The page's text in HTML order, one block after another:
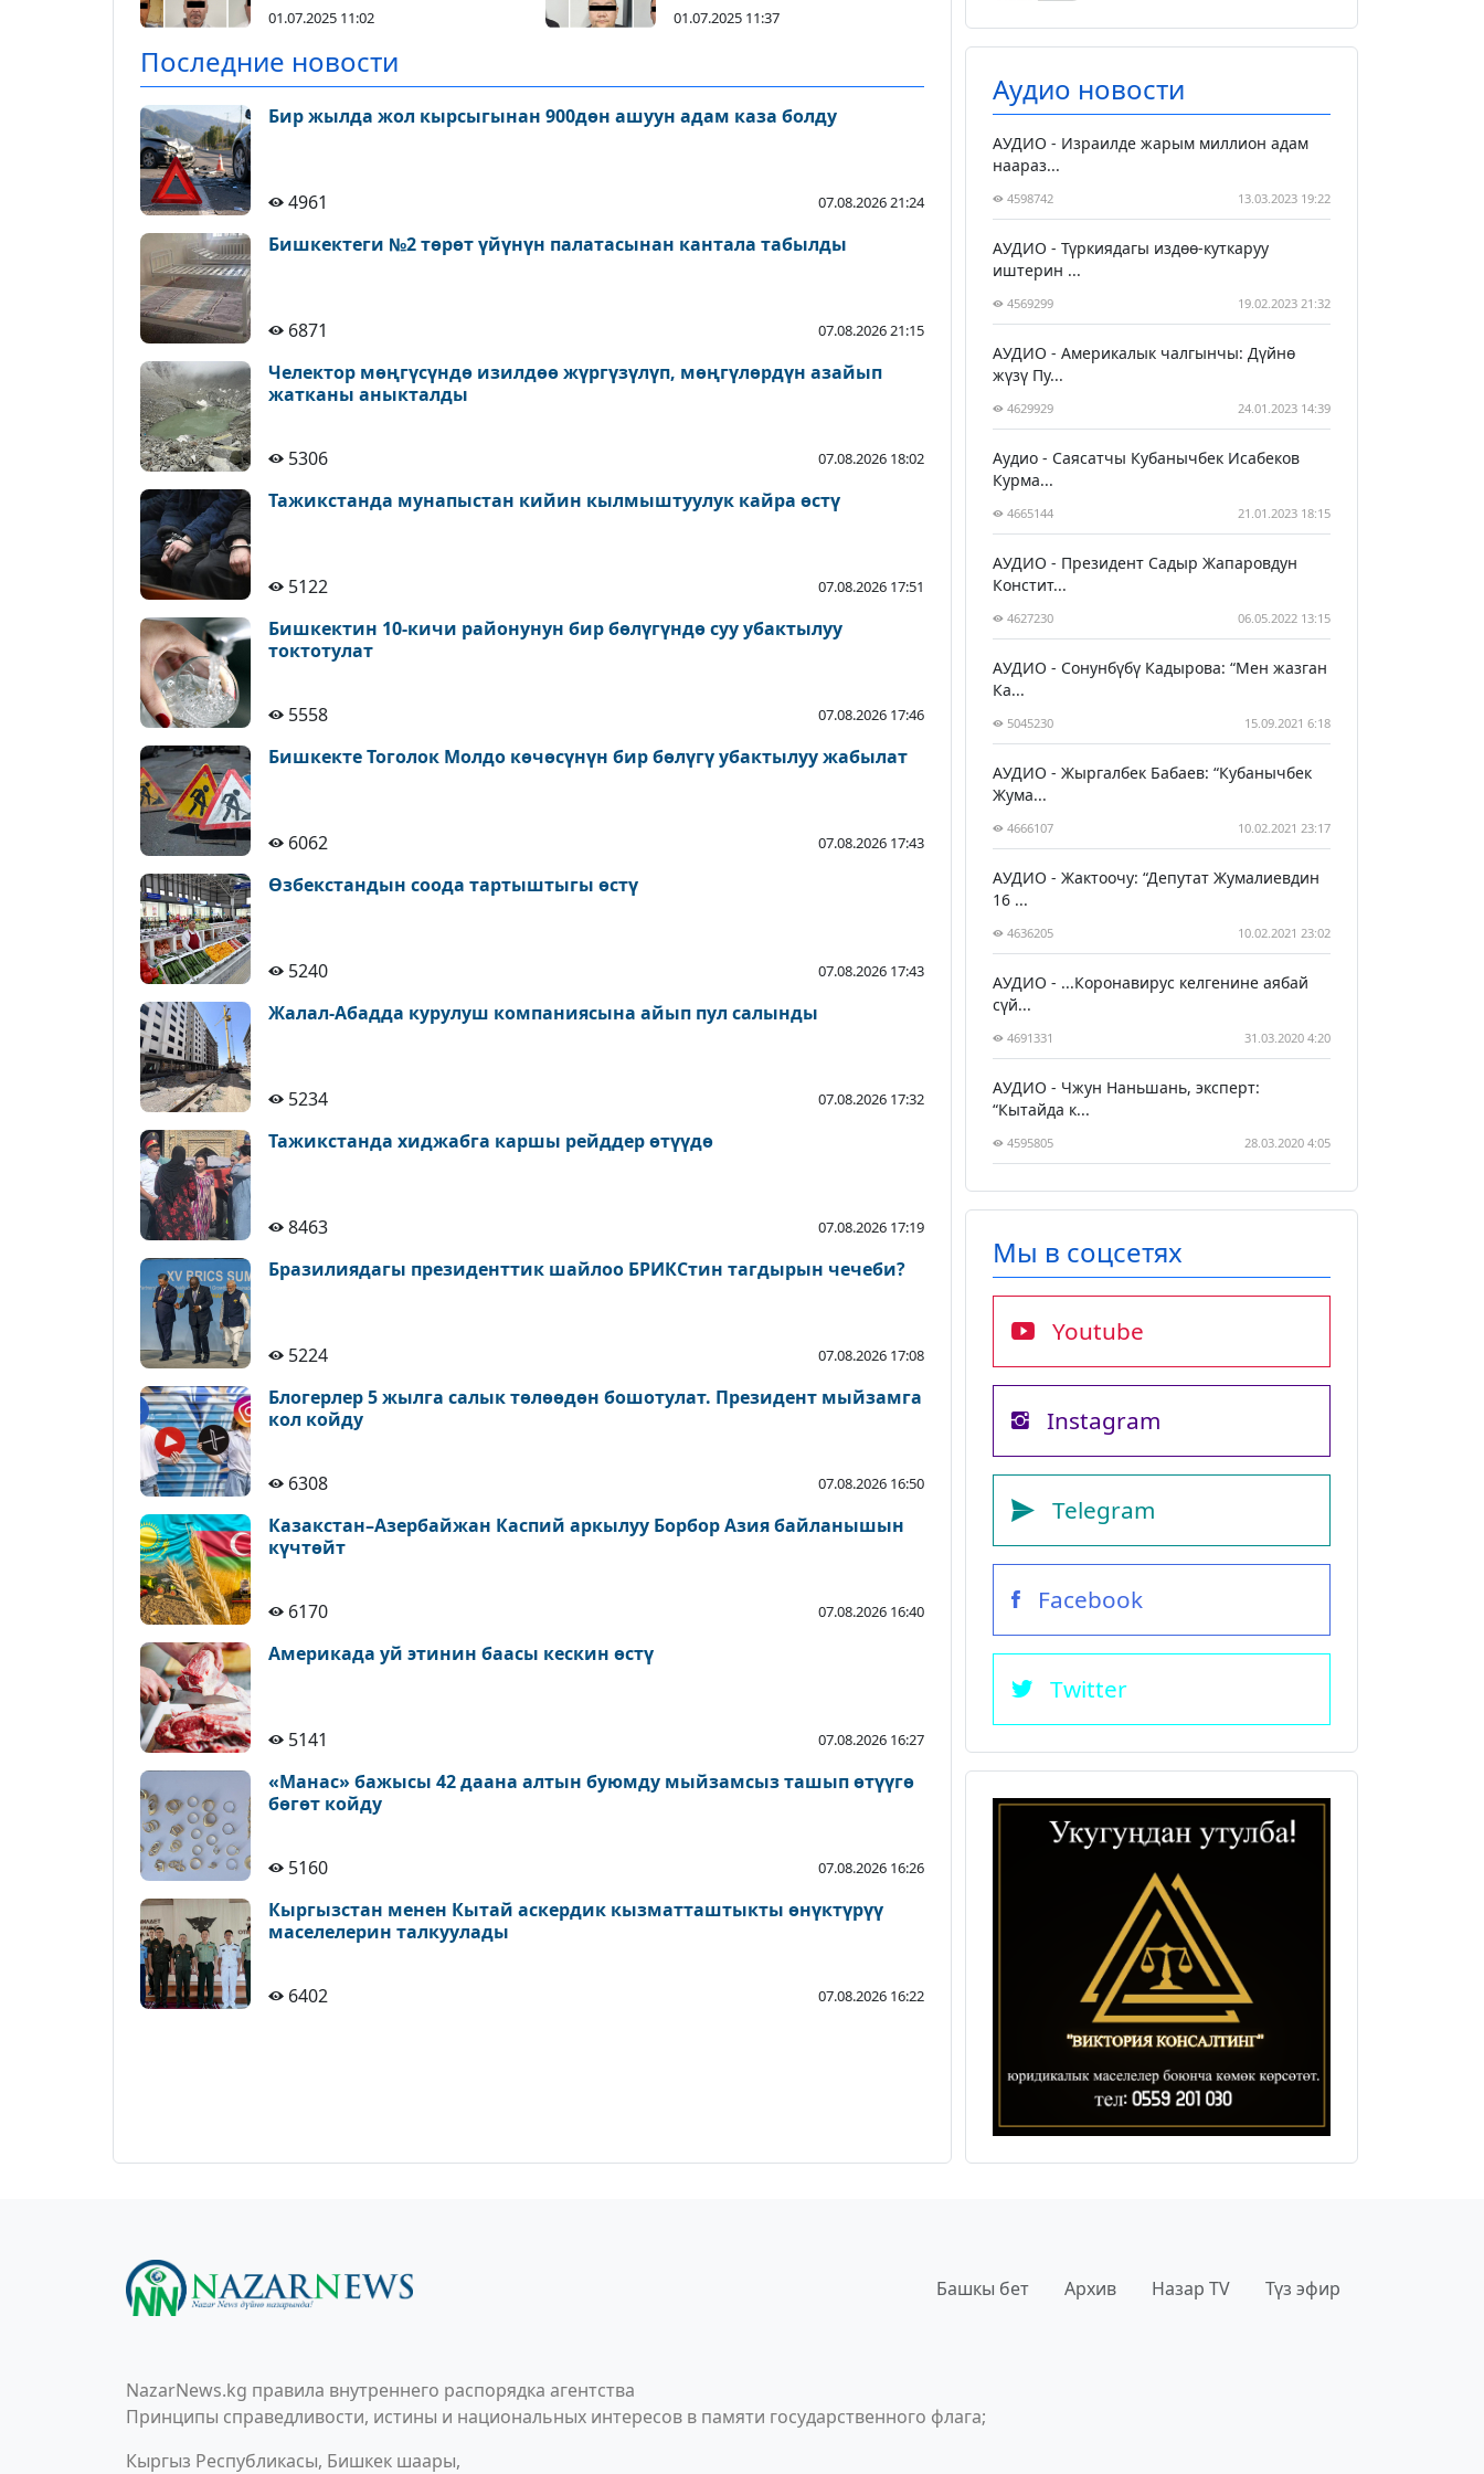
01.07.2025 11:02 01.07.2025 11:37
Последние новости
Бир жылда жол кырсыгынан 900дөн ашуун адам каза болду
4961 07.08.2026 21:24
Бишкектеги №2 төрөт үйүнүн палатасынан кантала табылды
6871 07.08.2026 21:15
Челектор мөңгүсүндө изилдөө жүргүзүлүп, мөңгүлөрдүн азайып
жатканы аныкталды
5306 07.08.2026 18:02
Тажикстанда мунапыстан кийин кылмыштуулук кайра өстү
5122 07.08.2026 17:51
Бишкектин 10-кичи районунун бир бөлүгүндө суу убактылуу
токтотулат
5558 07.08.2026 17:46
Бишкекте Тоголок Молдо көчөсүнүн бир бөлүгү убактылуу жабылат
6062 07.08.2026 17:43
Өзбекстандын соода тартыштыгы өстү
5240 07.08.2026 17:43
Жалал-Абадда курулуш компаниясына айып пул салынды
5234 07.08.2026 17:32
Тажикстанда хиджабга каршы рейддер өтүүдө
8463 07.08.2026 17:19
Бразилиядагы президенттик шайлоо БРИКСтин тагдырын чечеби?
5224 07.08.2026 17:08
Блогерлер 5 жылга салык төлөөдөн бошотулат. Президент мыйзамга
кол койду
6308 07.08.2026 16:50
Казакстан–Азербайжан Каспий аркылуу Борбор Азия байланышын
күчтөйт
6170 07.08.2026 16:40
Америкада уй этинин баасы кескин өстү
5141 07.08.2026 16:27
«Манас» бажысы 42 даана алтын буюмду мыйзамсыз ташып өтүүгө
бөгөт койду
5160 07.08.2026 16:26
Кыргызстан менен Кытай аскердик кызматташтыкты өнүктүрүү
маселелерин талкуулады
6402 07.08.2026 16:22
Аудио новости
АУДИО - Израилде жарым миллион адам
наараз...
4598742 13.03.2023 19:22
АУДИО - Түркиядагы издөө-куткаруу
иштерин ...
4569299 19.02.2023 21:32
АУДИО - Америкалык чалгынчы: Дүйнө
жүзү Пу...
4629929 24.01.2023 14:39
Аудио - Саясатчы Кубанычбек Исабеков
Курма...
4665144 21.01.2023 18:15
АУДИО - Президент Садыр Жапаровдун
Констит...
4627230 06.05.2022 13:15
АУДИО - Сонунбүбү Кадырова: “Мен жазган
Ка...
5045230 15.09.2021 6:18
АУДИО - Жыргалбек Бабаев: “Кубанычбек
Жума...
4666107 10.02.2021 23:17
АУДИО - Жактоочу: “Депутат Жумалиевдин
16 ...
4636205 10.02.2021 23:02
АУДИО - ...Коронавирус келгенине аябай
сүй...
4691331 31.03.2020 4:20
АУДИО - Чжун Наньшань, эксперт:
“Кытайда к...
4595805 28.03.2020 4:05
Мы в соцсетях
Youtube
Instagram
Telegram
Facebook
Twitter
Башкы бет Архив Назар TV Түз эфир
NazarNews.kg правила внутреннего распорядка агентства
Принципы справедливости, истины и национальных интересов в памяти государственного флага;
Кыргыз Республикасы, Бишкек шаары,